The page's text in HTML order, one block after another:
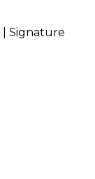
| Signature